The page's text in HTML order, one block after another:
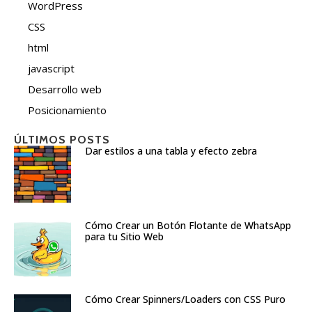
WordPress
CSS
html
javascript
Desarrollo web
Posicionamiento
ÚLTIMOS POSTS
Dar estilos a una tabla y efecto zebra
Cómo Crear un Botón Flotante de WhatsApp
para tu Sitio Web
Cómo Crear Spinners/Loaders con CSS Puro